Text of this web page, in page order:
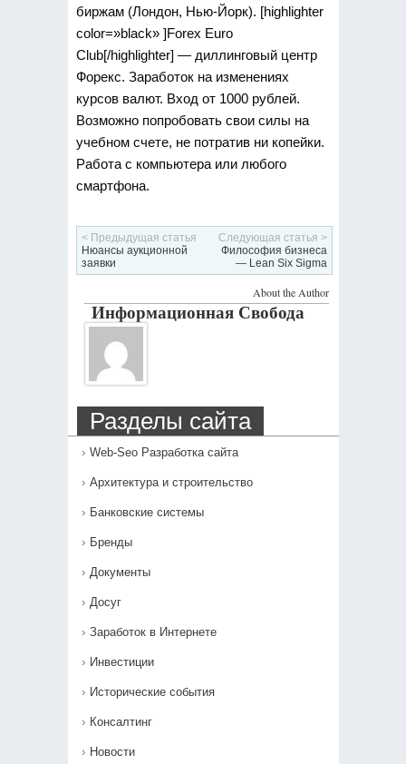
биржам (Лондон, Нью-Йорк). [highlighter
color=»black» ]Forex Euro
Club[/highlighter] — диллинговый центр
Форекс. Заработок на изменениях
курсов валют. Вход от 1000 рублей.
Возможно попробовать свои силы на
учебном счете, не потратив ни копейки.
Работа с компьютера или любого
смартфона.
< Предыдущая статья
Нюансы аукционной
заявки
Следующая статья >
Философия бизнеса
— Lean Six Sigma
About the Author
Информационная Свобода
Разделы сайта
Web-Seo Разработка сайта
Архитектура и строительство
Банковские системы
Бренды
Документы
Досуг
Заработок в Интернете
Инвестиции
Исторические события
Консалтинг
Новости